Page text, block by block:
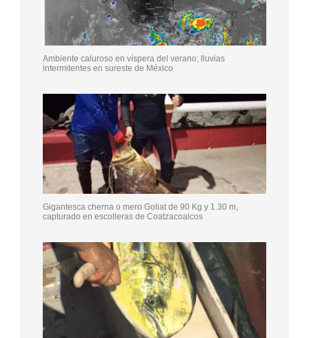
Ambiente caluroso en víspera del verano; lluvias
intermitentes en sureste de México
Gigantesca cherna o mero Goliat de 90 Kg y 1.30 m,
capturado en escolleras de Coatzacoalcos